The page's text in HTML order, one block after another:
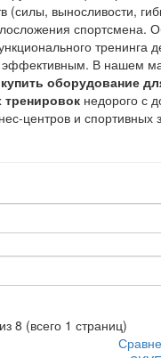
(силы, выносливости,
спортсмена.
тренинга
эффективным. В нашем
купить оборудование
недорого с
центров и спортивных
8 (всего 1 страниц)